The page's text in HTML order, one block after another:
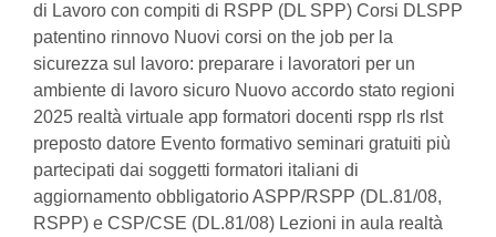
di Lavoro con compiti di RSPP (DL SPP) Corsi DLSPP
patentino rinnovo Nuovi corsi on the job per la
sicurezza sul lavoro: preparare i lavoratori per un
ambiente di lavoro sicuro Nuovo accordo stato regioni
2025 realtà virtuale app formatori docenti rspp rls rlst
preposto datore Evento formativo seminari gratuiti più
partecipati dai soggetti formatori italiani di
aggiornamento obbligatorio ASPP/RSPP (DL.81/08,
RSPP) e CSP/CSE (DL.81/08) Lezioni in aula realtà